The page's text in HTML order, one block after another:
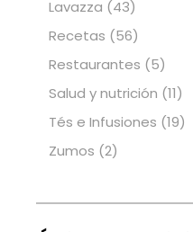
Lavazza (43)
Recetas (56)
Restaurantes (5)
Salud y nutrición (11)
Tés e Infusiones (19)
Zumos (2)